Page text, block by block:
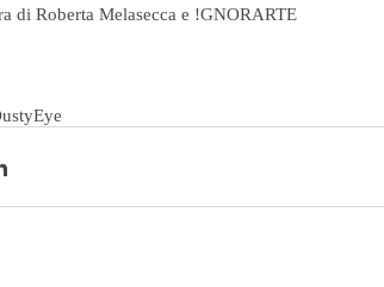
di Roberta Melasecca e !GNORARTE